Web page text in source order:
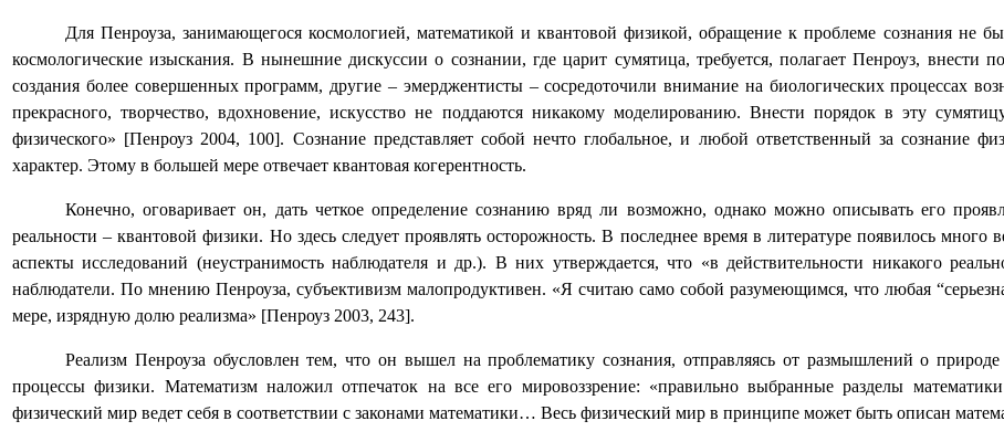
Для Пенроуза, занимающегося космологией, математикой и квантовой физикой, обращение к проблеме сознания не
космологические изыскания. В нынешние дискуссии о сознании, где царит сумятица, требуется, полагает Пенроуз,
создания более совершенных программ, другие – эмерджентисты – сосредоточили внимание на биологических процессах
прекрасного, творчество, вдохновение, искусство не поддаются никакому моделированию. Внести порядок в эту
физического» [Пенроуз 2004, 100]. Сознание представляет собой нечто глобальное, и любой ответственный за сознание
характер. Этому в большей мере отвечает квантовая когерентность.
Конечно, оговаривает он, дать четкое определение сознанию вряд ли возможно, однако можно описывать его
реальности – квантовой физики. Но здесь следует проявлять осторожность. В последнее время в литературе появилось
аспекты исследований (неустранимость наблюдателя и др.). В них утверждается, что «в действительности никакого
наблюдатели. По мнению Пенроуза, субъективизм малопродуктивен. «Я считаю само собой разумеющимся, что любая
мере, изрядную долю реализма» [Пенроуз 2003, 243].
Реализм Пенроуза обусловлен тем, что он вышел на проблематику сознания, отправляясь от размышлений о
процессы физики. Математизм наложил отпечаток на все его мировоззрение: «правильно выбранные разделы
физический мир ведет себя в соответствии с законами математики… Весь физический мир в принципе может быть описан